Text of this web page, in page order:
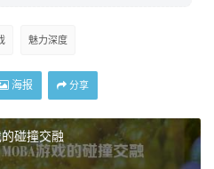
魅力深度
海报 分享
碰撞交融